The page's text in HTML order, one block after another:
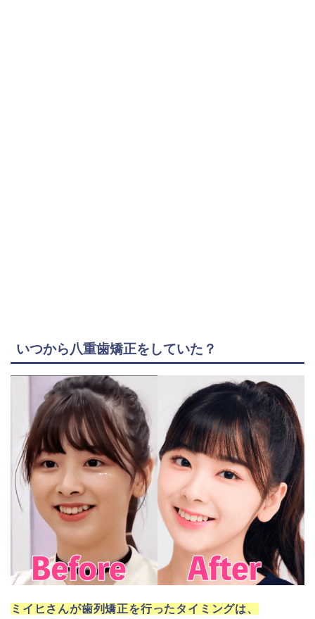
いつから八重歯矯正をしていた？
ミイヒさんが歯列矯正を行ったタイミングは、